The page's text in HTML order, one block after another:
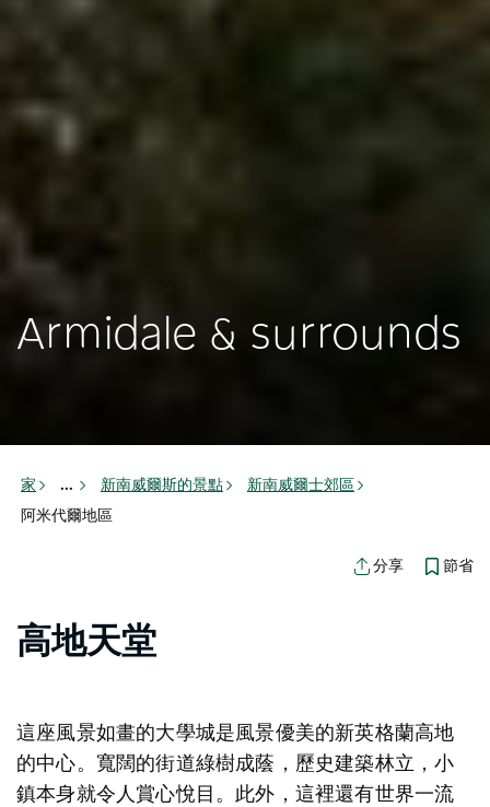
Armidale & surrounds
家 ... 新南威爾斯的景點
新南威爾士郊區
阿米代爾地區
分享 節省
高地天堂
這座風景如畫的大學城是風景優美的新英格蘭高地
的中心。寬闊的街道綠樹成蔭，歷史建築林立，小
鎮本身就令人賞心悅目。此外，這裡還有世界一流